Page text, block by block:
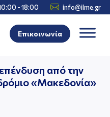
- 18:00  info@ilme.gr
Επικοινωνία
από την
«Μακεδονία»